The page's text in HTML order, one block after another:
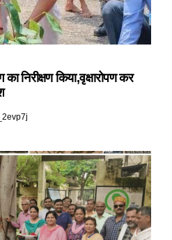
निरीक्षण किया,वृक्षारोपण कर